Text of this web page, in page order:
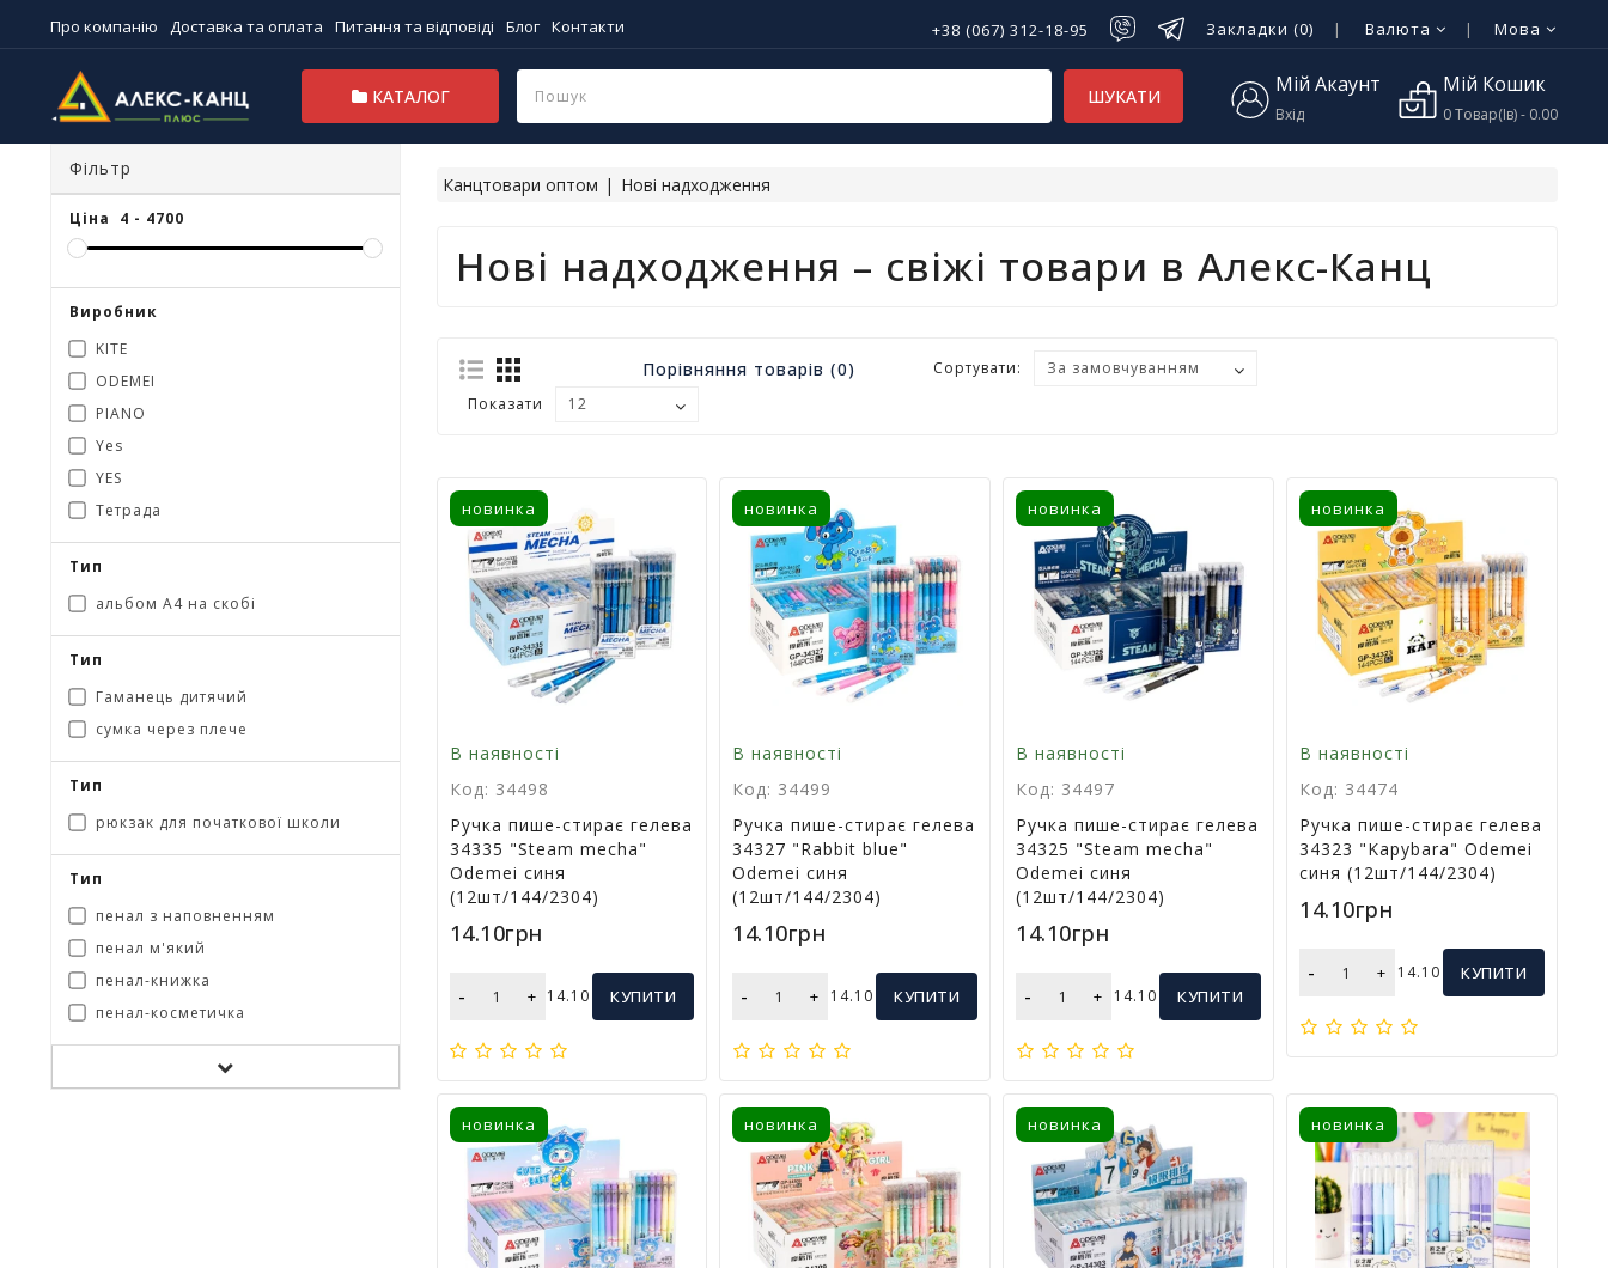
Про компанію Доставка та оплата Питання та відповіді Блог Контакти +38 (067) 312-18-95 Закладки (0) Валюта Мова
КАТАЛОГ ШУКАТИ Мій Акаунт
Вхід
Мій Кошик
0 Товар(ів) - 0.00
Фільтр
Ціна 4 - 4700
Виробник
KITE
ODEMEI
PIANO
Yes
YES
Тетрада
Тип
альбом А4 на скобі
Тип
Гаманець дитячий
сумка через плече
Тип
рюкзак для початкової школи
Тип
пенал з наповненням
пенал м'який
пенал-книжка
пенал-косметичка
Канцтовари оптом Нові надходження
Нові надходження – свіжі товари в Алекс-Канц
Порівняння товарів (0)
Сортувати:
Показати
новинка
В наявності
Код: 34498
Ручка пише-стирає гелева
34335 "Steam mecha"
Odemei синя
(12шт/144/2304)
14.10грн
- + 14.10 КУПИТИ
новинка
В наявності
Код: 34499
Ручка пише-стирає гелева
34327 "Rabbit blue"
Odemei синя
(12шт/144/2304)
14.10грн
- + 14.10 КУПИТИ
новинка
В наявності
Код: 34497
Ручка пише-стирає гелева
34325 "Steam mecha"
Odemei синя
(12шт/144/2304)
14.10грн
- + 14.10 КУПИТИ
новинка
В наявності
Код: 34474
Ручка пише-стирає гелева
34323 "Kapybara" Odemei
синя (12шт/144/2304)
14.10грн
- + 14.10 КУПИТИ
новинка новинка новинка новинка